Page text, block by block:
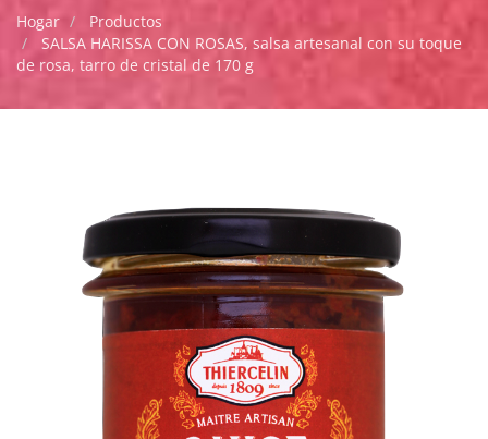
Hogar
Productos
SALSA HARISSA CON ROSAS, salsa artesanal con su toque
de rosa, tarro de cristal de 170 g